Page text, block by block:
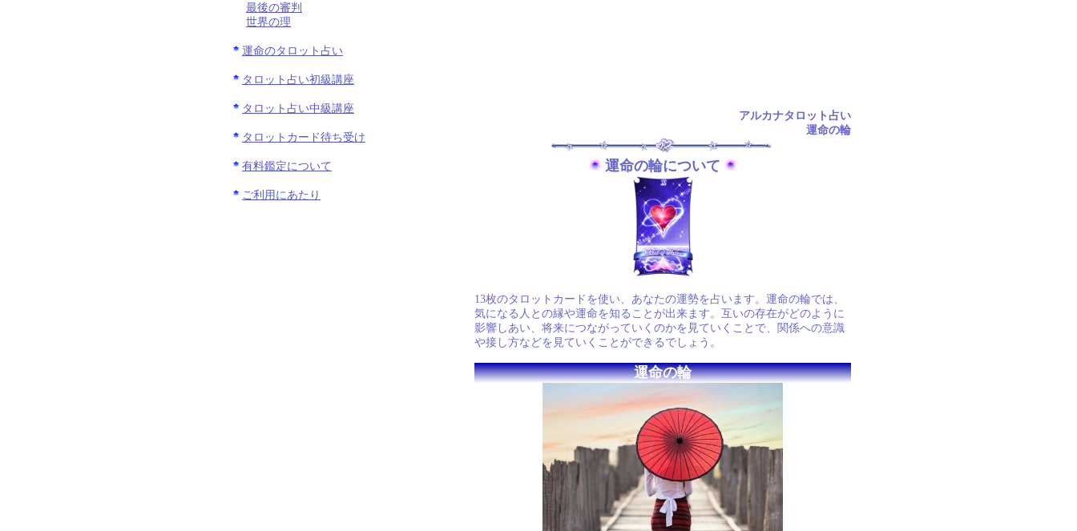
最後の審判
世界の理
運命のタロット占い
タロット占い初級講座
タロット占い中級講座
タロットカード待ち受け
有料鑑定について
ご利用にあたり
アルカナタロット占い
運命の輪
運命の輪について
13枚のタロットカードを使い、あなたの運勢を占います。運命の輪では、
気になる人との縁や運命を知ることが出来ます。互いの存在がどのように
影響しあい、将来につながっていくのかを見ていくことで、関係への意識
や接し方などを見ていくことができるでしょう。
運命の輪